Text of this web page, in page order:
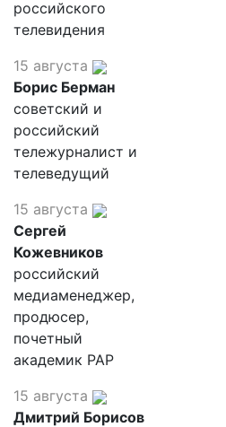
российского
телевидения
15 августа
Борис Берман
советский и
российский
тележурналист и
телеведущий
15 августа
Сергей
Кожевников
российский
медиаменеджер,
продюсер,
почетный
академик РАР
15 августа
Дмитрий Борисов